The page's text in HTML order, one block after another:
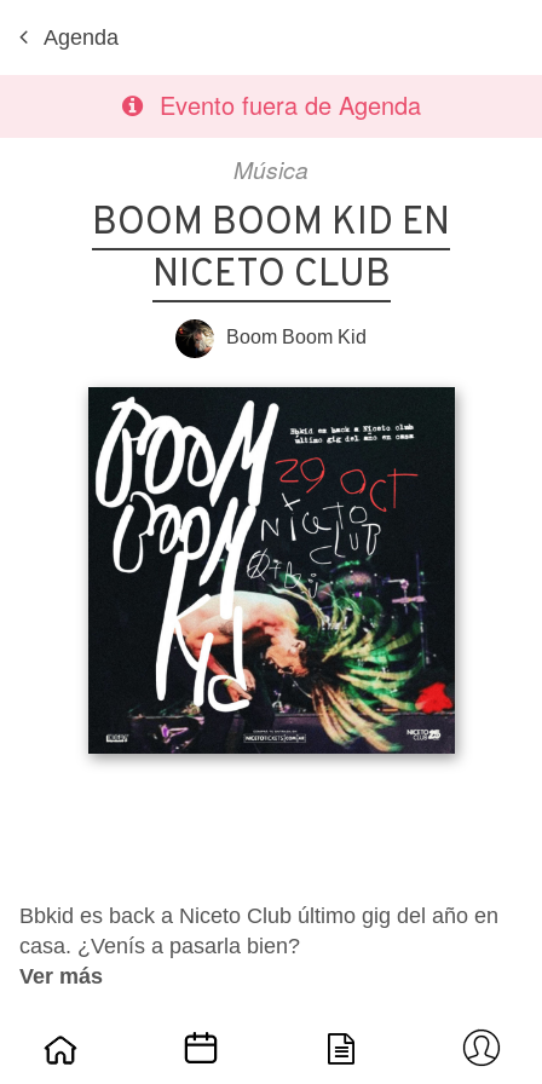
Agenda
Evento fuera de Agenda
Música
BOOM BOOM KID EN
NICETO CLUB
Boom Boom Kid
Bbkid es back a Niceto Club último gig del año en
casa. ¿Venís a pasarla bien?
Ver más